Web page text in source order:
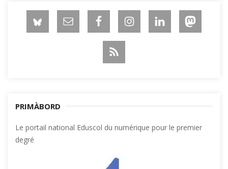
PRIMÀBORD
Le portail national Eduscol du numérique pour le premier
degré